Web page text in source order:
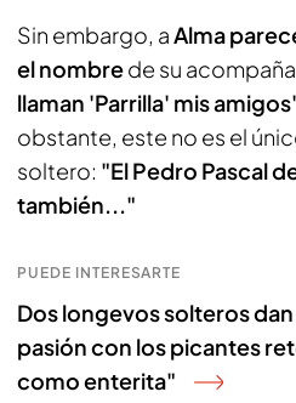
Sin embargo, aAlma
el nombrede su
llaman 'Parrilla' mis
obstante, este no es el
soltero: "El Pedro Pascal
también..."
PUEDE INTERESARTE
Dos longevos solteros dan
pasión con los picantes
como enterita"